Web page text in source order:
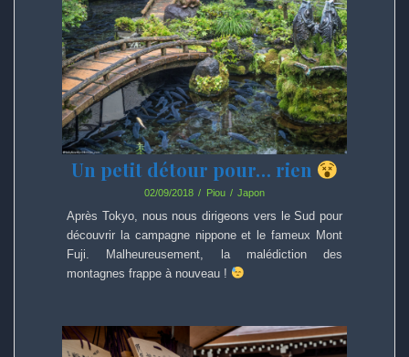
Un petit détour pour… rien
02/09/2018 Piou Japon
Après Tokyo, nous nous dirigeons vers le Sud pour
découvrir la campagne nippone et le fameux Mont
Fuji. Malheureusement, la malédiction des
montagnes frappe à nouveau !